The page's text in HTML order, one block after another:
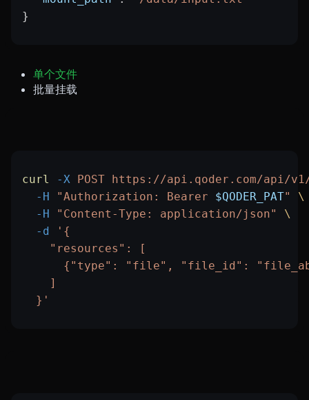
}
单个文件
批量挂载
curl -X POST https://api.qoder.com/api/v1/
  -H
"Authorization: Bearer $QODER_PAT"
\
  -H
"Content-Type: application/json"
\
  -d
'{
    "resources": [
{"type": "file", "file_id":
    ]
  }'